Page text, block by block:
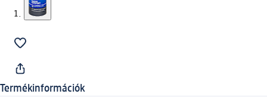
Termékinformációk